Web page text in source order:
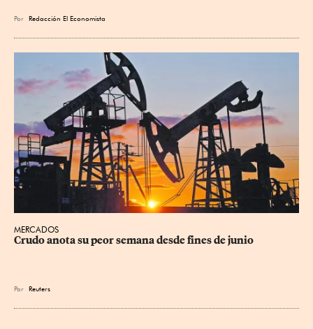
Por Redacción El Economista
MERCADOS
Crudo anota su peor semana desde fines de junio
Por Reuters